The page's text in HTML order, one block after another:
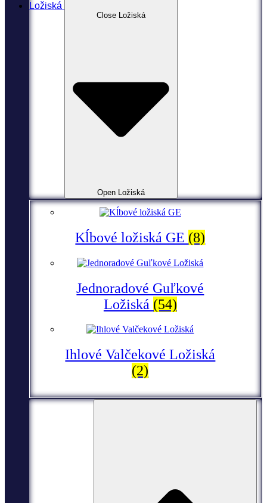
Ložiská
Close Ložiská
Open Ložiská
Kĺbové ložiská GE (8)
Jednoradové Guľkové
Ložiská (54)
Ihlové Valčekové Ložiská
(2)